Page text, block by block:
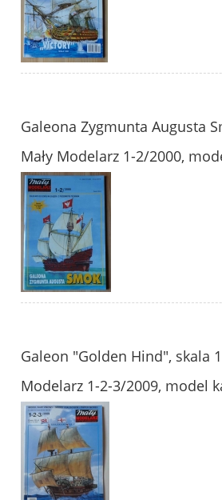
Galeona Zygmunta Augusta
Mały Modelarz 1-2/2000,
Galeon "Golden Hind", skala
Modelarz 1-2-3/2009, model